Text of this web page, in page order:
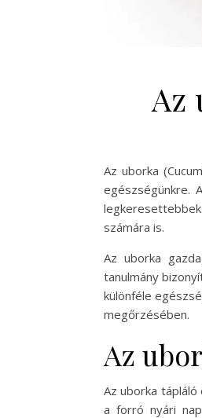
Az
Az uborka
egészségünkre.
számára is.
Az uborka
tanulmány
különféle
megőrzésében.
Az
Az uborka
a forró nyári